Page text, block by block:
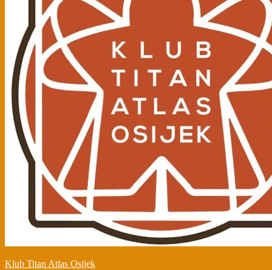
Klub Titan Atlas Osijek